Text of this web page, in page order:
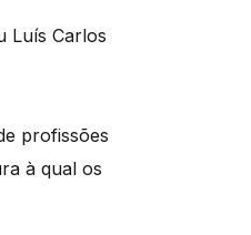
Luís Carlos
profissões
à qual os